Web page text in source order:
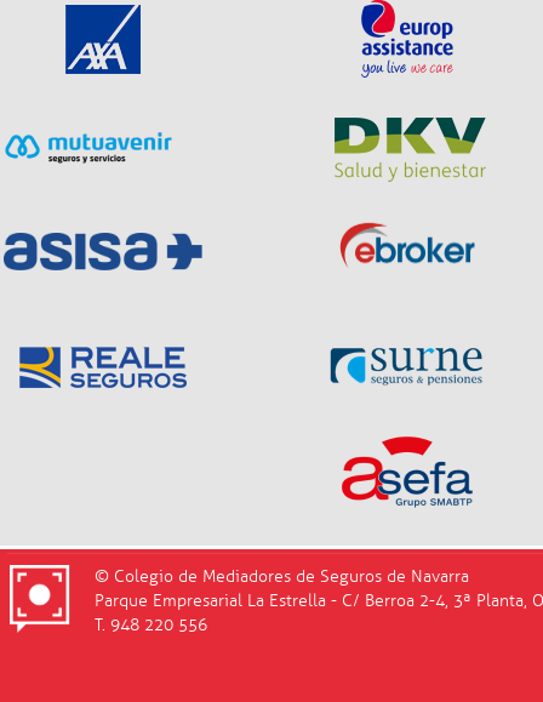
© Colegio de Mediadores de Seguros de Navarra
Parque Empresarial La Estrella - C/ Berroa 2-4, 3ª Planta,
T. 948 220 556